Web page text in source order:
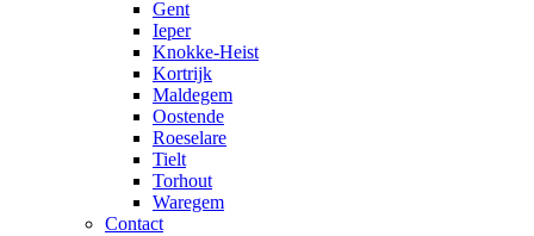
Gent
Ieper
Knokke-Heist
Kortrijk
Maldegem
Oostende
Roeselare
Tielt
Torhout
Waregem
Contact